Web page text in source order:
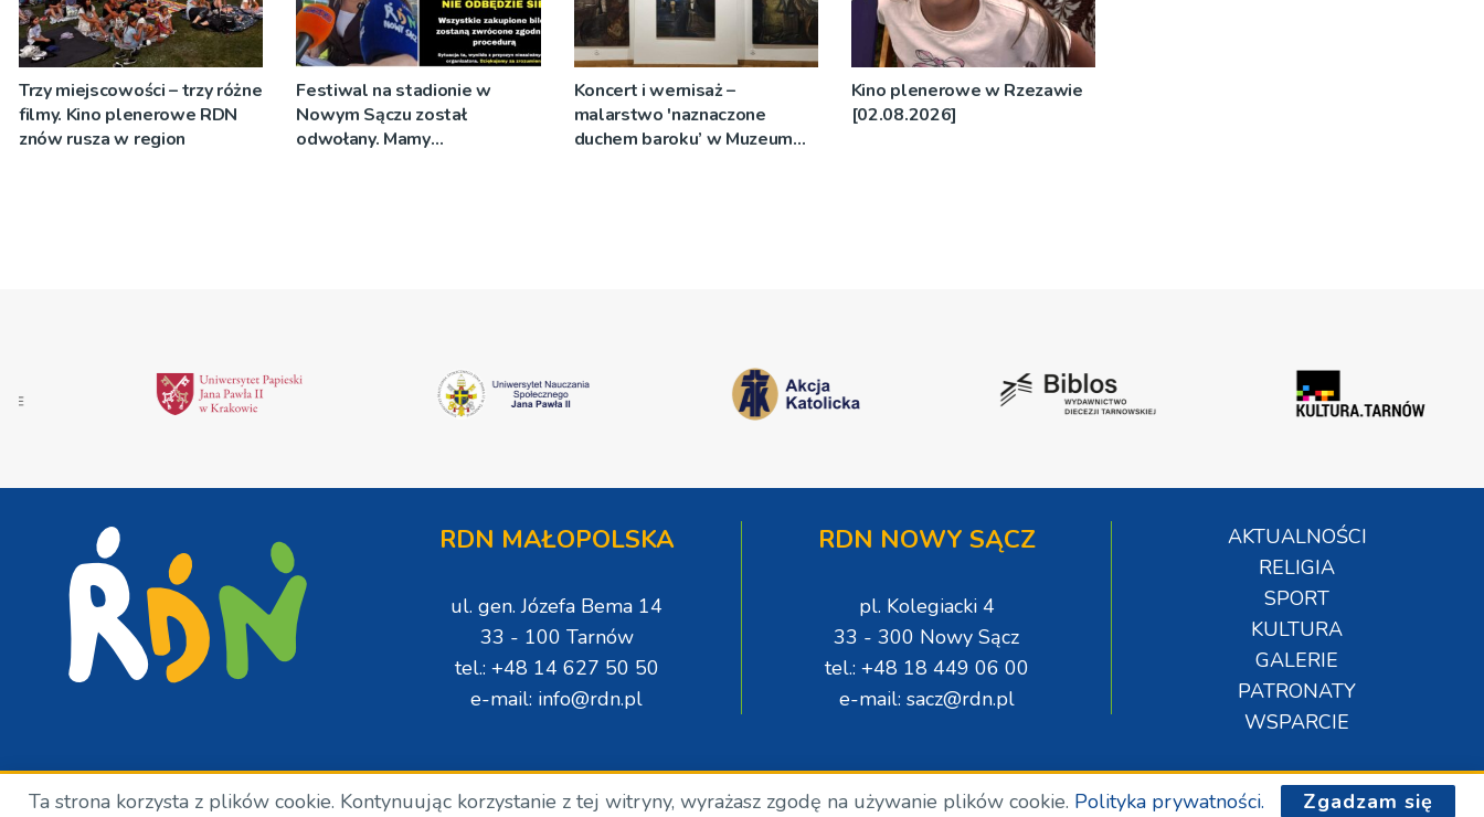
Trzy miejscowości – trzy różne
filmy. Kino plenerowe RDN
znów rusza w region
Festiwal na stadionie w
Nowym Sączu został
odwołany. Mamy
Koncert i wernisaż –
malarstwo 'naznaczone
duchem baroku’ w Muzeum
Kino plenerowe w Rzezawie
[02.08.2026]
RDN MAŁOPOLSKA
ul. gen. Józefa Bema 14
33 - 100 Tarnów
tel.: +48 14 627 50 50
e-mail: info@rdn.pl
RDN NOWY SĄCZ
pl. Kolegiacki 4
33 - 300 Nowy Sącz
tel.: +48 18 449 06 00
e-mail: sacz@rdn.pl
AKTUALNOŚCI
RELIGIA
SPORT
KULTURA
GALERIE
PATRONATY
WSPARCIE
Copyright © Wszelkie prawa zastrzeżone. RDN. 2024.
Ta strona korzysta z plików cookie. Kontynuując korzystanie z tej witryny, wyrażasz zgodę na używanie plików cookie. Polityka prywatności. Zgadzam się